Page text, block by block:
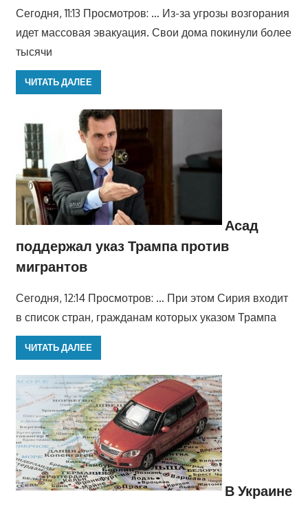
Сегодня, 11:13 Просмотров: … Из-за угрозы возгорания
идет массовая эвакуация. Свои дома покинули более
тысячи
ЧИТАТЬ ДАЛЕЕ
Асад
поддержал указ Трампа против
мигрантов
Сегодня, 12:14 Просмотров: … При этом Сирия входит
в список стран, гражданам которых указом Трампа
ЧИТАТЬ ДАЛЕЕ
В Украине